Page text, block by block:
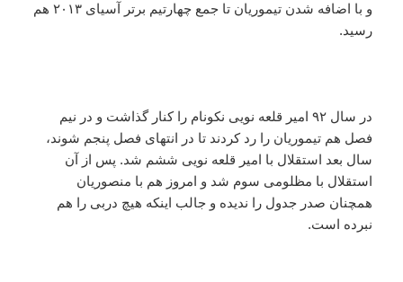
و با اضافه شدن تیموریان تا جمع چهارتیم برتر آسیای ۲۰۱۳ هم
رسید.
در سال ۹۲ امیر قلعه نویی نکونام را کنار گذاشت و در نیم
فصل هم تیموریان را رد کردند تا در انتهای فصل پنجم شوند،
سال بعد استقلال با امیر قلعه نویی ششم شد. پس از آن
استقلال با مظلومی سوم شد و امروز هم با منصوریان
همچنان صدر جدول را ندیده و جالب اینکه هیچ دربی را هم
نبرده است.